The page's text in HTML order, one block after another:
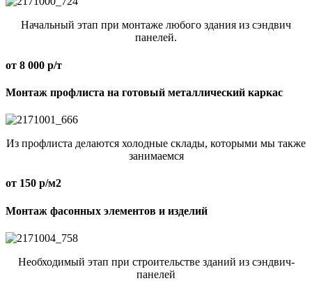
Начальный этап при монтаже любого здания из сэндвич
панелей.
от 8 000 р/т
Монтаж профлиста на готовый металлический каркас
Из профлиста делаются холодные склады, которыми мы также
занимаемся
от 150 р/м2
Монтаж фасонных элементов и изделий
Необходимый этап при строительстве зданий из сэндвич-
панелей